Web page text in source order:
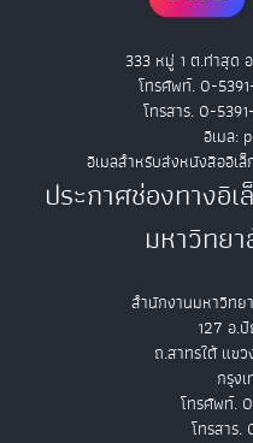
333 หมู่ 1 ต.ท่าสุด
โทรศัพท์. 0-
โทรสาร. 0-
อีเมล:
อีเมลสำหรับส่งหนังสืออิเ
ประกาศช่องทางอิ
มหาวิทย
สำนักงานมหาวิทย
127 อ.
ถ.สาทรใต้ แข
กรุง
โทรศัพท์.
โทรสาร